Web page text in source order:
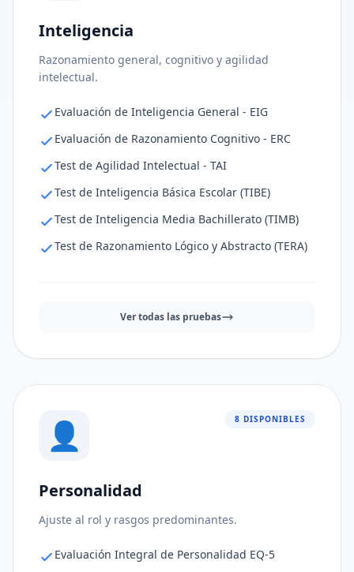
Consistencia de respuestas
Inteligencia
Razonamiento general, cognitivo y agilidad
intelectual.
Evaluación de Inteligencia General - EIG
Evaluación de Razonamiento Cognitivo - ERC
Test de Agilidad Intelectual - TAI
Test de Inteligencia Básica Escolar (TIBE)
Test de Inteligencia Media Bachillerato (TIMB)
Test de Razonamiento Lógico y Abstracto (TERA)
Ver todas las pruebas
👤 8 DISPONIBLES
Personalidad
Ajuste al rol y rasgos predominantes.
Evaluación Integral de Personalidad EQ-5